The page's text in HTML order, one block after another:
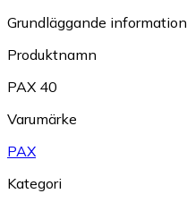
Grundläggande information
Produktnamn
PAX 40
Varumärke
PAX
Kategori